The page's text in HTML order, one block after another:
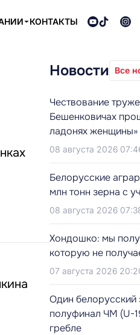
КОНТАКТЫ
Новости Все
Чествование
Бешенковичах
ладонях женщины»
08 августа 2026
Белорусские
млн тонн зерна с
08 августа 2026
Хондошко: мы
которую не
07 августа 2026
Один
полуфинал ЧМ (U-
гребле